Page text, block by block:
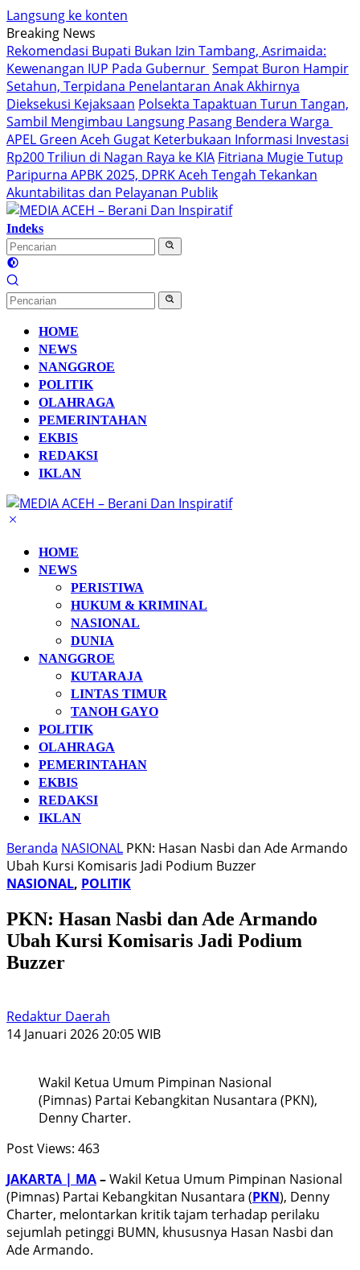
Langsung ke konten
Breaking News
Rekomendasi Bupati Bukan Izin Tambang, Asrimaida:
Kewenangan IUP Pada Gubernur Sempat Buron Hampir
Setahun, Terpidana Penelantaran Anak Akhirnya
Dieksekusi Kejaksaan Polsekta Tapaktuan Turun Tangan,
Sambil Mengimbau Langsung Pasang Bendera Warga
APEL Green Aceh Gugat Keterbukaan Informasi Investasi
Rp200 Triliun di Nagan Raya ke KIA Fitriana Mugie Tutup
Paripurna APBK 2025, DPRK Aceh Tengah Tekankan
Akuntabilitas dan Pelayanan Publik
Indeks
HOME
NEWS
NANGGROE
POLITIK
OLAHRAGA
PEMERINTAHAN
EKBIS
REDAKSI
IKLAN
HOME
NEWS
PERISTIWA
HUKUM & KRIMINAL
NASIONAL
DUNIA
NANGGROE
KUTARAJA
LINTAS TIMUR
TANOH GAYO
POLITIK
OLAHRAGA
PEMERINTAHAN
EKBIS
REDAKSI
IKLAN
Beranda NASIONAL PKN: Hasan Nasbi dan Ade Armando
Ubah Kursi Komisaris Jadi Podium Buzzer
NASIONAL, POLITIK
PKN: Hasan Nasbi dan Ade Armando
Ubah Kursi Komisaris Jadi Podium
Buzzer
Redaktur Daerah
14 Januari 2026 20:05 WIB
Wakil Ketua Umum Pimpinan Nasional
(Pimnas) Partai Kebangkitan Nusantara (PKN),
Denny Charter.
Post Views: 463
JAKARTA | MA–Wakil Ketua Umum Pimpinan Nasional
(Pimnas) Partai Kebangkitan Nusantara (PKN), Denny
Charter, melontarkan kritik tajam terhadap perilaku
sejumlah petinggi BUMN, khususnya Hasan Nasbi dan
Ade Armando.